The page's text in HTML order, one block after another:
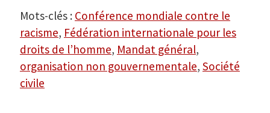
Mots-clés : Conférence mondiale contre le
racisme, Fédération internationale pour les
droits de l’homme, Mandat général,
organisation non gouvernementale, Société
civile